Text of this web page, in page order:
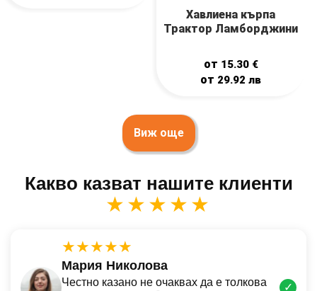
Хавлиена кърпа
Трактор Ламборджини
от 15.30 €
от 29.92лв
Виж още
Какво казват нашите клиенти
★★★★★
★★★★★
Мария Николова
Честно казано не очаквах да е толкова
✓